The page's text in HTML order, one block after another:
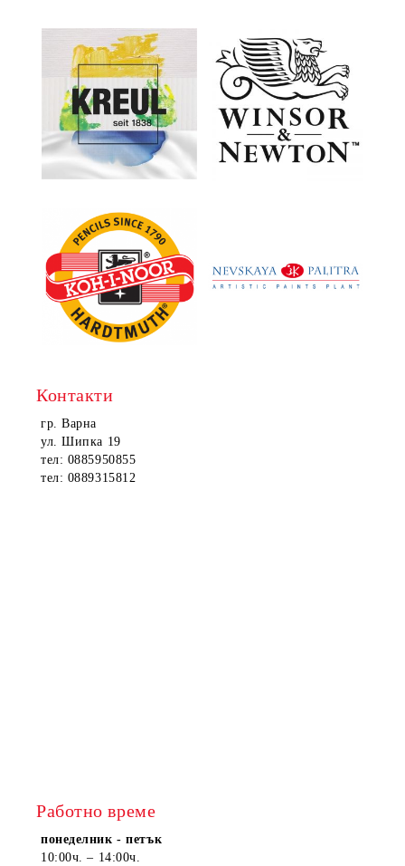
Контакти
гр. Варна
ул. Шипка 19
тел: 0885950855
тел: 0889315812
Работно време
понеделник - петък
10:00ч. – 14:00ч.